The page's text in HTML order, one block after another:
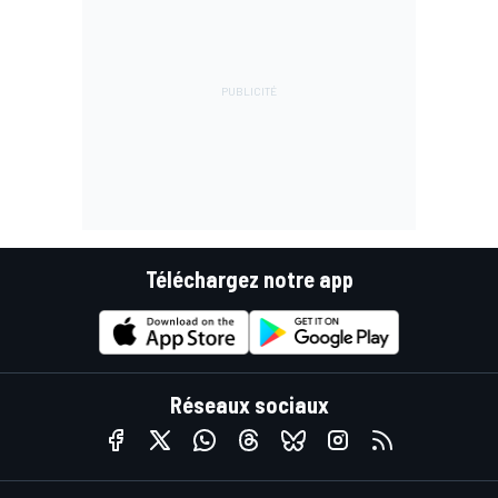
Téléchargez notre app
Réseaux sociaux